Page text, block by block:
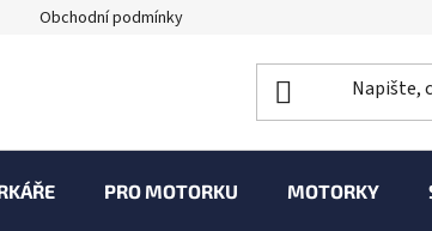
Obchodní podmínky
PRO MOTORKU MOTORKY